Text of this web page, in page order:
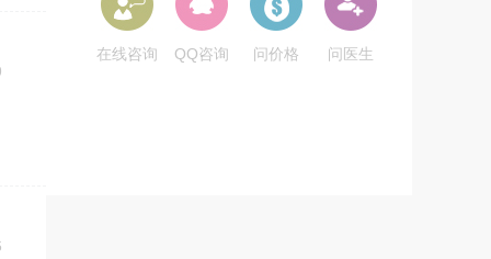
在线咨询 QQ咨询 问价格 问医生